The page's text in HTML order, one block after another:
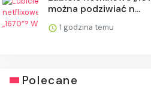
można podziwiać n...
1 godzina temu
Polecane